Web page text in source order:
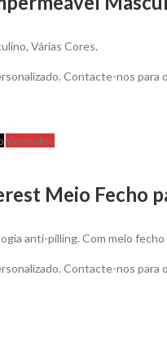
Várias Cores.
Contacte-nos para
Vermelho
Meio Fecho
anti-pilling. Com meio
Contacte-nos para